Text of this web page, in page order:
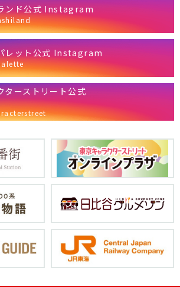
ンド公式 Instagram
レット公式 Instagram
ターストリート公式